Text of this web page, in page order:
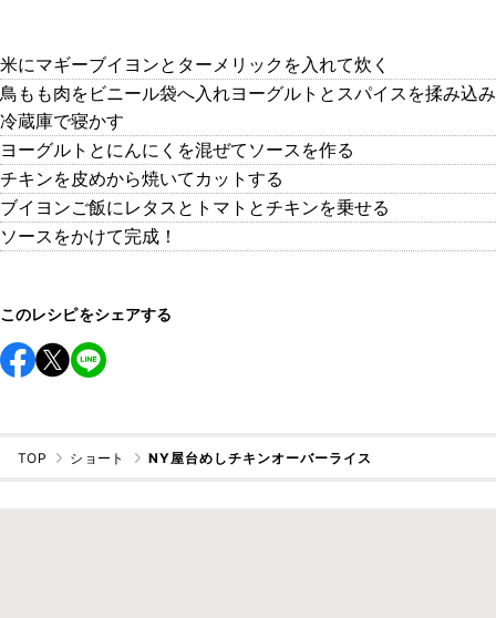
米にマギーブイヨンとターメリックを入れて炊く
鳥もも肉をビニール袋へ入れヨーグルトとスパイスを揉み込み
冷蔵庫で寝かす
ヨーグルトとにんにくを混ぜてソースを作る
チキンを皮めから焼いてカットする
ブイヨンご飯にレタスとトマトとチキンを乗せる
ソースをかけて完成！
このレシピをシェアする
TOP ショート NY屋台めしチキンオーバーライス